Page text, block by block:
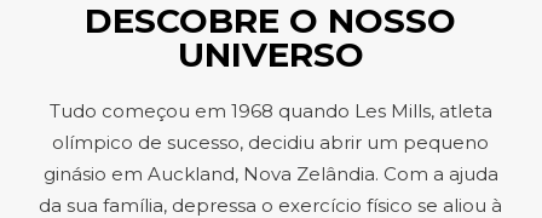
DESCOBRE O NOSSO
UNIVERSO
Tudo começou em 1968 quando Les Mills, atleta
olímpico de sucesso, decidiu abrir um pequeno
ginásio em Auckland, Nova Zelândia. Com a ajuda
da sua família, depressa o exercício físico se aliou à